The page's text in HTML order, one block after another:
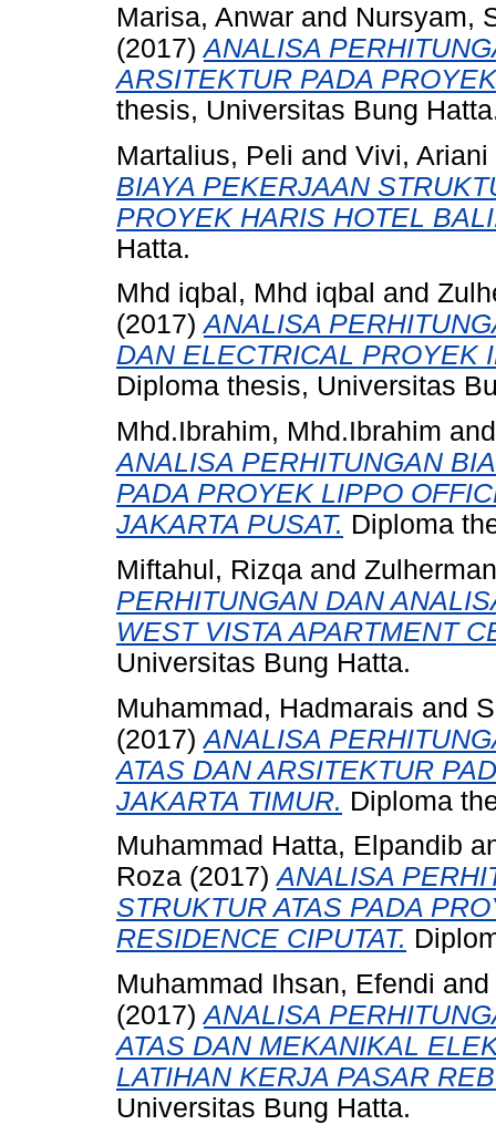
Marisa, Anwar and Nursyam,
(2017)ANALISA
ARSITEKTUR PADA
thesis, Universitas Bung
Martalius, Peli and Vivi, Ariani
BIAYA PEKERJAAN
PROYEK HARIS HOTEL
Hatta.
Mhd iqbal, Mhd iqbal and
(2017)ANALISA
DAN ELECTRICAL PROYEK
Diploma thesis, Universitas
Mhd.Ibrahim, Mhd.Ibrahim
ANALISA PERHITUNGAN
PADA PROYEK LIPPO
JAKARTA PUSAT. Diploma
Miftahul, Rizqa and
PERHITUNGAN DAN
WEST VISTA APARTMENT
Universitas Bung Hatta.
Muhammad, Hadmarais and
(2017)ANALISA
ATAS DAN ARSITEKTUR
JAKARTA TIMUR. Diploma
Muhammad Hatta, Elpandib
Roza (2017)ANALISA
STRUKTUR ATAS PADA
RESIDENCE CIPUTAT.
Muhammad Ihsan, Efendi and
(2017)ANALISA
ATAS DAN MEKANIKAL
LATIHAN KERJA PASAR
Universitas Bung Hatta.